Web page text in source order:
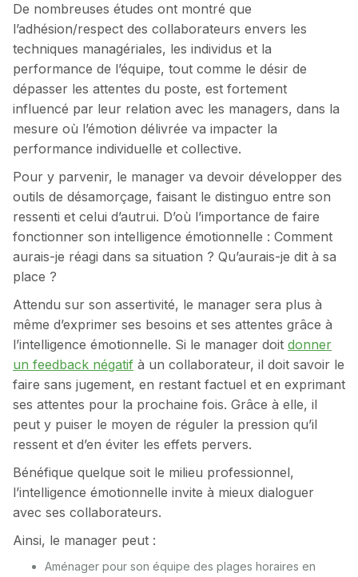
De nombreuses études ont montré que
l’adhésion/respect des collaborateurs envers les
techniques managériales, les individus et la
performance de l’équipe, tout comme le désir de
dépasser les attentes du poste, est fortement
influencé par leur relation avec les managers, dans la
mesure où l’émotion délivrée va impacter la
performance individuelle et collective.
Pour y parvenir, le manager va devoir développer des
outils de désamorçage, faisant le distinguo entre son
ressenti et celui d’autrui. D’où l’importance de faire
fonctionner son intelligence émotionnelle : Comment
aurais-je réagi dans sa situation ? Qu’aurais-je dit à sa
place ?
Attendu sur son assertivité, le manager sera plus à
même d’exprimer ses besoins et ses attentes grâce à
l’intelligence émotionnelle. Si le manager doit donner
un feedback négatif à un collaborateur, il doit savoir le
faire sans jugement, en restant factuel et en exprimant
ses attentes pour la prochaine fois. Grâce à elle, il
peut y puiser le moyen de réguler la pression qu’il
ressent et d’en éviter les effets pervers.
Bénéfique quelque soit le milieu professionnel,
l’intelligence émotionnelle invite à mieux dialoguer
avec ses collaborateurs.
Ainsi, le manager peut :
Aménager pour son équipe des plages horaires en